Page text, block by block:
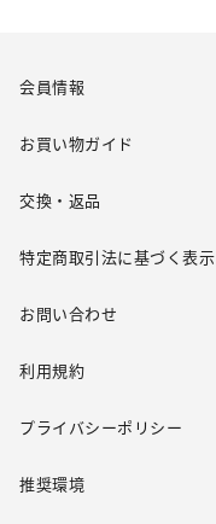
会員情報
お買い物ガイド
交換・返品
特定商取引法に基づく表示
お問い合わせ
利用規約
プライバシーポリシー
推奨環境